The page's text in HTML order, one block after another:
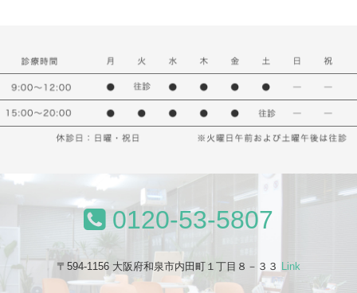
0120-53-5807
〒594-1156 大阪府和泉市内田町１丁目８－３３ Link